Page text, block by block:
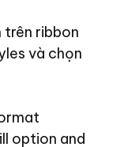
trên ribbon
và chọn
option and